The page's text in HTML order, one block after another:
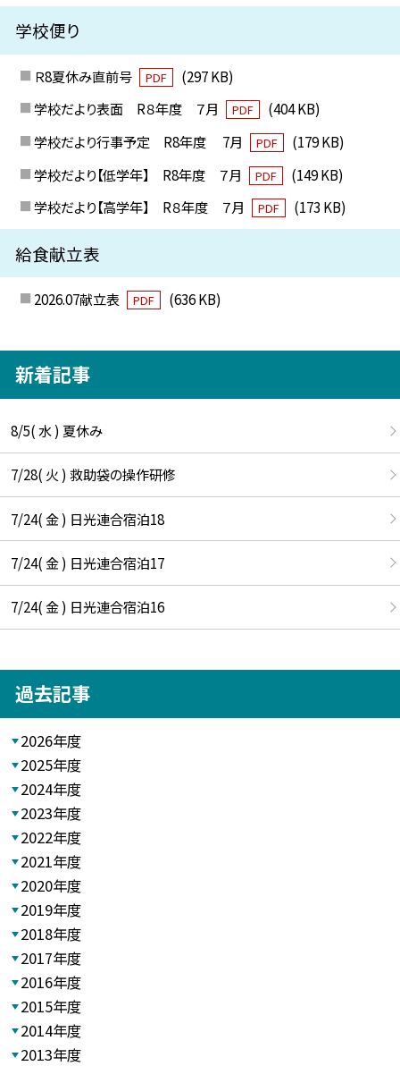
学校便り
Ｒ8夏休み直前号 PDF
(297 KB)
学校だより表面 R８年度 ７月
PDF
(404 KB)
学校だより行事予定 R8年度 7月
PDF
(179 KB)
学校だより【低学年】 R8年度 ７月
PDF
(149 KB)
学校だより【高学年】 R８年度 ７月
PDF (173 KB)
給食献立表
2026.07献立表 PDF (636 KB)
新着記事
8/5( 水 ) 夏休み
7/28( 火 ) 救助袋の操作研修
7/24( 金 ) 日光連合宿泊18
7/24( 金 ) 日光連合宿泊17
7/24( 金 ) 日光連合宿泊16
過去記事
2026年度
2025年度
2024年度
2023年度
2022年度
2021年度
2020年度
2019年度
2018年度
2017年度
2016年度
2015年度
2014年度
2013年度